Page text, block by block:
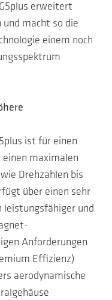
erweitert
und macht so die
einem noch
ist für einen
maximalen
Drehzahlen bis
über einen sehr
leistungsfähiger und
Anforderungen
Effizienz)
aerodynamische